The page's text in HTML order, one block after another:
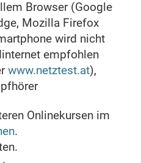
Browser (Google
Mozilla Firefox
wird nicht
empfohlen
www.netztest.at),
Onlinekursen im
.